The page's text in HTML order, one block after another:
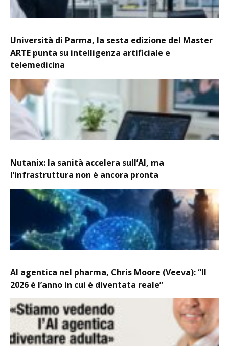
Università di Parma, la sesta edizione del Master
ARTE punta su intelligenza artificiale e
telemedicina
Nutanix: la sanità accelera sull’AI, ma
l’infrastruttura non è ancora pronta
AI agentica nel pharma, Chris Moore (Veeva): “Il
2026 è l’anno in cui è diventata reale”